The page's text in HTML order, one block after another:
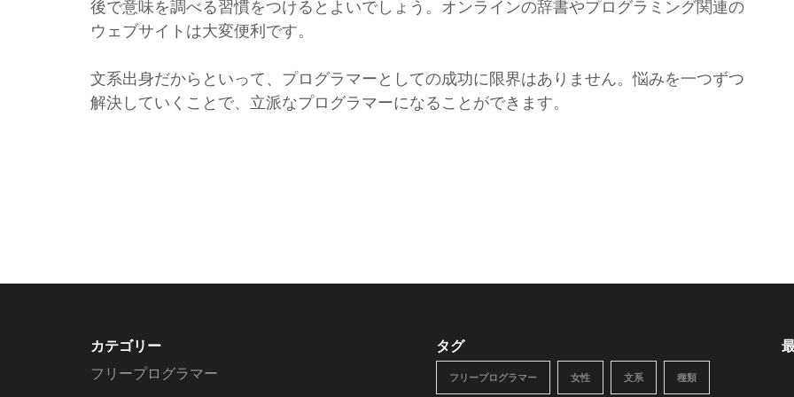
後で意味を調べる習慣をつけるとよいでしょう。オンラインの辞書やプログラミング関連の
ウェブサイトは大変便利です。
文系出身だからといって、プログラマーとしての成功に限界はありません。悩みを一つずつ
解決していくことで、立派なプログラマーになることができます。
カテゴリー
フリープログラマー
タグ
フリープログラマー 女性 文系 種類